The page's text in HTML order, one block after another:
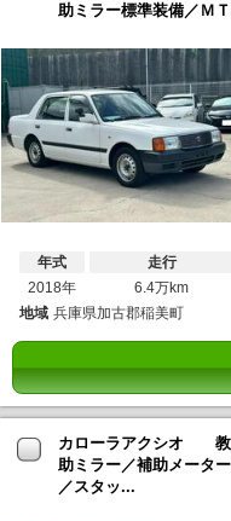
助ミラー標準装備／Ｍ
年式
2018年
走行
6.4万km
地域 兵庫県加古郡稲美町
カローラアクシオ 教
助ミラー／補助メータ
／スタッ...